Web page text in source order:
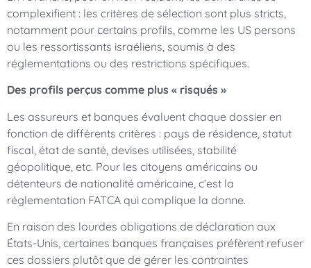
complexifient : les critères de sélection sont plus stricts,
notamment pour certains profils, comme les US persons
ou les ressortissants israéliens, soumis à des
réglementations ou des restrictions spécifiques.
Des profils perçus comme plus « risqués »
Les assureurs et banques évaluent chaque dossier en
fonction de différents critères : pays de résidence, statut
fiscal, état de santé, devises utilisées, stabilité
géopolitique, etc. Pour les citoyens américains ou
détenteurs de nationalité américaine, c’est la
réglementation FATCA qui complique la donne.
En raison des lourdes obligations de déclaration aux
États-Unis, certaines banques françaises préfèrent refuser
ces dossiers plutôt que de gérer les contraintes